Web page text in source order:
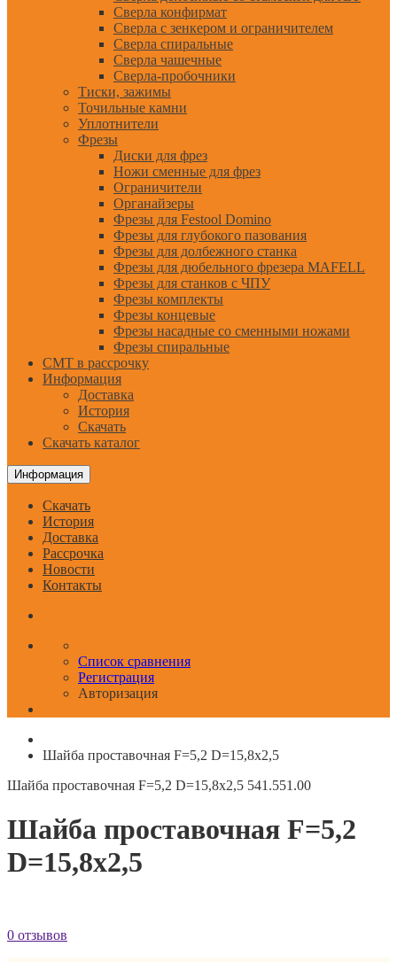
Сверла конфирмат
Сверла с зенкером и ограничителем
Сверла спиральные
Сверла чашечные
Сверла-пробочники
Тиски, зажимы
Точильные камни
Уплотнители
Фрезы
Диски для фрез
Ножи сменные для фрез
Ограничители
Органайзеры
Фрезы для Festool Domino
Фрезы для глубокого пазования
Фрезы для долбежного станка
Фрезы для дюбельного фрезера MAFELL
Фрезы для станков с ЧПУ
Фрезы комплекты
Фрезы концевые
Фрезы насадные со сменными ножами
Фрезы спиральные
CMT в рассрочку
Информация
Доставка
История
Скачать
Скачать каталог
Информация
Скачать
История
Доставка
Рассрочка
Новости
Контакты
Список сравнения
Регистрация
Авторизация
Шайба проставочная F=5,2 D=15,8x2,5
Шайба проставочная F=5,2 D=15,8x2,5 541.551.00
Шайба проставочная F=5,2
D=15,8x2,5
0 отзывов